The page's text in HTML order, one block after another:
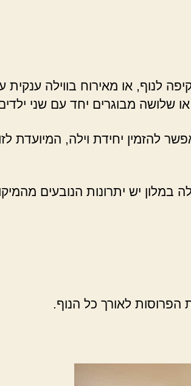
לנוף, או מאירוח בווילה
שלושה מבוגרים יחד עם שני
להזמין יחידת וילה, המיועדת
במלון יש יתרונות הנובעים
הפרוסות לאורך כל הנוף.